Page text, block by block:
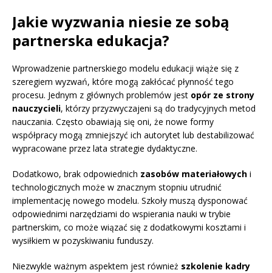
Jakie wyzwania niesie ze sobą
partnerska edukacja?
Wprowadzenie partnerskiego modelu edukacji wiąże się z
szeregiem wyzwań, które mogą zakłócać płynność tego
procesu. Jednym z głównych problemów jest opór ze strony
nauczycieli, którzy przyzwyczajeni są do tradycyjnych metod
nauczania. Często obawiają się oni, że nowe formy
współpracy mogą zmniejszyć ich autorytet lub destabilizować
wypracowane przez lata strategie dydaktyczne.
Dodatkowo, brak odpowiednich zasobów materiałowych i
technologicznych może w znacznym stopniu utrudnić
implementację nowego modelu. Szkoły muszą dysponować
odpowiednimi narzędziami do wspierania nauki w trybie
partnerskim, co może wiązać się z dodatkowymi kosztami i
wysiłkiem w pozyskiwaniu funduszy.
Niezwykle ważnym aspektem jest również szkolenie kadry